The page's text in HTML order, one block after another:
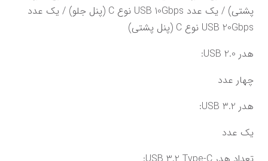
USB 20Gbps نوع C (پنل پشتی)
هدر USB 2.0:
چهار عدد
هدر USB 3.2:
یک عدد